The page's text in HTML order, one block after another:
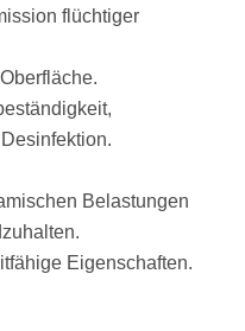
flüchtiger
Belastungen
Eigenschaften.